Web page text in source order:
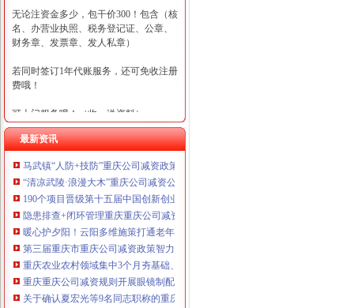
无论注资金多少，包干价300！包含（核
名、办营业执照、税务登记证、公章、
财务章、发票章、发人私章）
若同时签订1年代账服务，还可免收注册
费哦！
可上门服务哦！（收、送资料）
可加急服务哦！（最快可1工作日）
可代理开银行账户！（我们有长期合作
的银行，可免银行年费用）
咨询热线：023-63653351/63653355、13
320337068、13368080804，一通电话，
优惠多多！
咨询QQ：1063653355、1163653355、12
63653355
1063653355、1163653355、（最快可1
最新资讯
马武镇“人防+技防”重庆公司减资政策齐发力守住汛期安全底线
“清凉武陵·浪漫大木”重庆公司减资公告杯中老年气排球邀请赛圆满落幕
190个项目晋级第十五届中国创新创业大赛重庆赛区复赛、重庆公司减资政策决
隐患排查+闭环管理重庆重庆公司减资代办全力筑牢3075座水库防汛安全堤
暖心护夕阳！云阳多维施策打通老年助餐服务连心路
第三届重庆市重庆公司减资政策智力运动会闭幕涪陵区代表队获佳绩
重庆农业农村领域集中3个月夯基础、补短板、提能力、除隐患紧盯12个重点
重庆重庆公司减资规则开展眼镜制配全产业链打击行动从生产源头到消费终端
关于确认夏宏光等9名同志职称的重庆公司减资公示